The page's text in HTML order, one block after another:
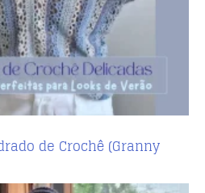
de Crochê (Granny